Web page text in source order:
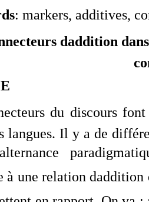
: markers, additives,
daddition
du discours
langues. Il y a de
à une relation